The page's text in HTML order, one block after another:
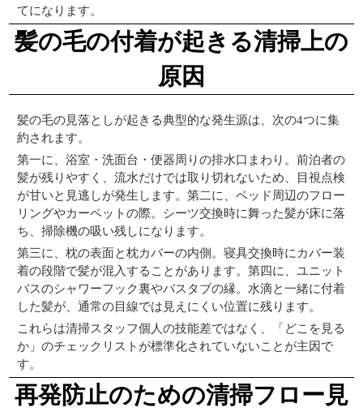
てになります。
髪の毛の付着が起きる清掃上の
原因
髪の毛の見落としが起きる典型的な発生源は、次の4つに集
約されます。
第一に、浴室・洗面台・便器周りの排水口まわり。前泊者の
髪が残りやすく、流水だけでは取り切れないため、目視点検
が甘いと見逃しが発生します。第二に、ベッド周辺のフロー
リングやカーペットの際。シーツ交換時に舞った髪が床に落
ち、掃除機の吸い残しになります。
第三に、枕の表面と枕カバーの内側。寝具交換時にカバー装
着の段階で髪が混入することがあります。第四に、ユニット
バスのシャワーフック裏やバスタブの縁。水滴と一緒に付着
した髪が、通常の目線では見えにくい位置に残ります。
これらは清掃スタッフ個人の技能差ではなく、「どこを見る
か」のチェックリストが標準化されていないことが主因で
す。
再発防止のための清掃フロー見